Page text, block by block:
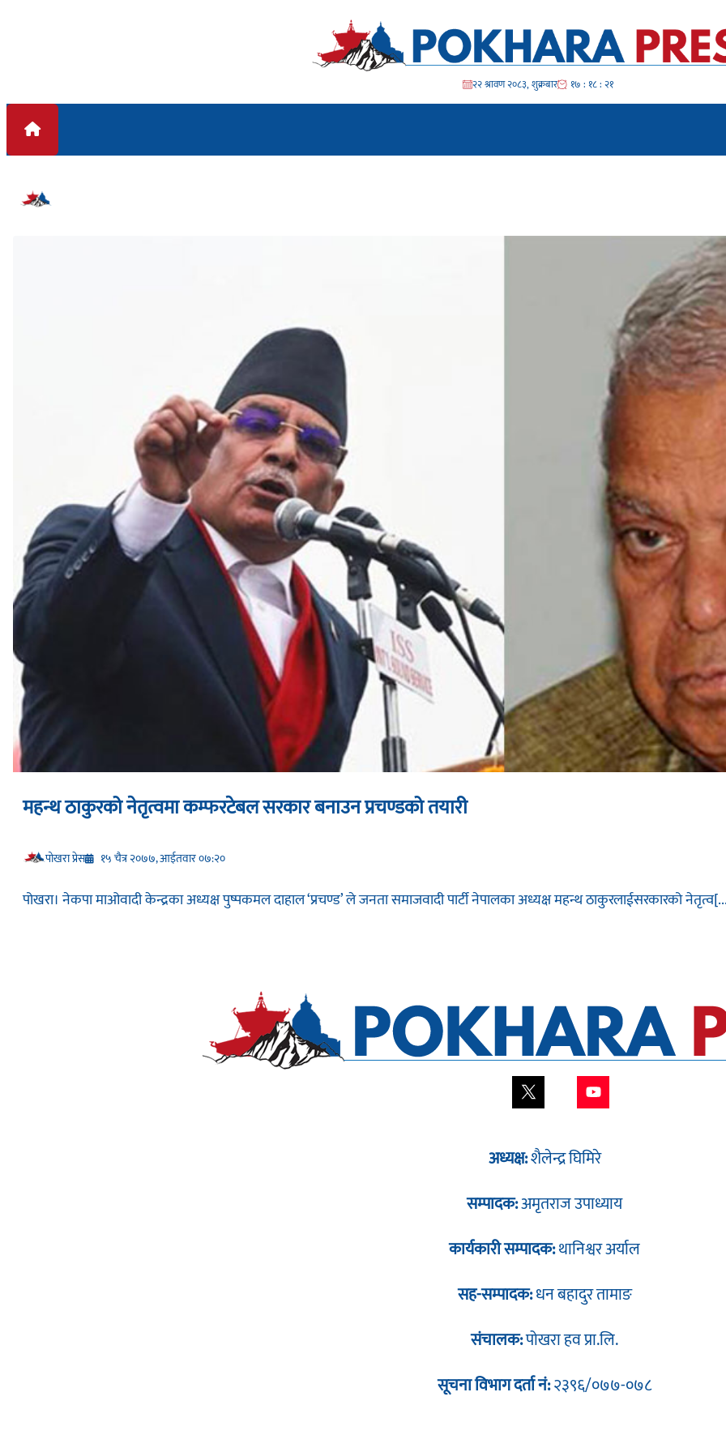
२२ श्रावण २०८३, शुक्रबार १७ : १८ : २२
महन्थ ठाकुरको नेतृत्वमा कम्फरटेबल सरकार बनाउन प्रचण्डको तयारी
प‍ोखरा प्रेस १५ चैत्र २०७७, आईतवार ०७:२०
पोखरा। नेकपा माओवादी केन्द्रका अध्यक्ष पुष्पकमल दाहाल ‘प्रचण्ड’ ले जनता समाजवादी पार्टी नेपालका अध्यक्ष महन्थ ठाकुरलाईसरकारको
अध्यक्ष:शैलेन्द्र घिमिरे
सम्पादक:अमृतराज उपाध्याय
कार्यकारी सम्पादक:थानिश्वर अर्याल
सह-सम्पादक:धन बहादुर तामाङ
संचालक:पोखरा हव प्रा.लि.
सूचना विभाग दर्ता नं:२३९६/०७७-०७८